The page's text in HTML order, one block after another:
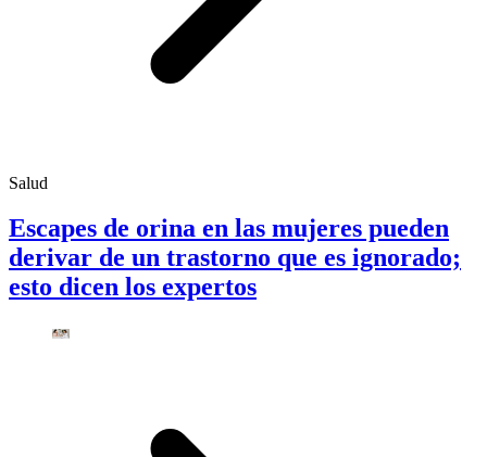
Salud
Escapes de orina en las mujeres pueden
derivar de un trastorno que es ignorado;
esto dicen los expertos